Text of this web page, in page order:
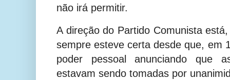
não irá permitir.
A direção do Partido Comunista
sempre esteve certa desde que, em
poder pessoal anunciando que
estavam sendo tomadas por